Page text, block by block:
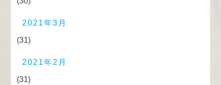
2021年3月
(31)
2021年2月
(31)